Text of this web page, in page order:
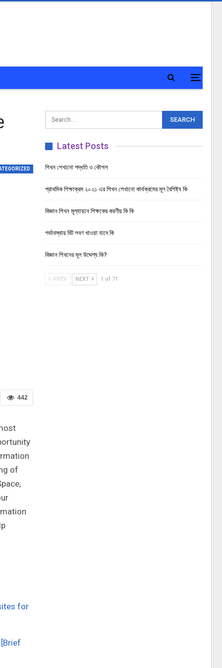
442
of
for
[Brief
Latest Posts
শিখন শেখানো পদ্ধতি ও কৌশল
প্রাথমিক শিক্ষাক্রম ২০২১ এর শিখন শেখানো কার্যক্রমের মূল বৈশিষ্ট্য কি
বিজ্ঞান শিখন মূল্যায়নে শিক্ষকের করণীয় কি কি
গর্ভাবস্থায় বিট লবণ খাওয়া যাবে কি
বিজ্ঞান শিখনের মূল উদ্দেশ্য কি?
PREV NEXT 1 of 71